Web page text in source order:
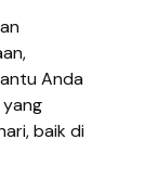
Anda
baik di